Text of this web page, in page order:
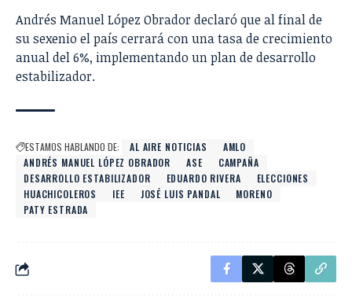
Andrés Manuel López Obrador declaró que al final de
su sexenio el país cerrará con una tasa de crecimiento
anual del 6%, implementando un plan de desarrollo
estabilizador.
ESTAMOS HABLANDO DE: AL AIRE NOTICIAS
AMLO
ANDRÉS MANUEL LÓPEZ OBRADOR
ASE
CAMPAÑA
DESARROLLO ESTABILIZADOR
EDUARDO RIVERA
ELECCIONES
HUACHICOLEROS
IEE JOSÉ LUIS PANDAL
MORENO
PATY ESTRADA